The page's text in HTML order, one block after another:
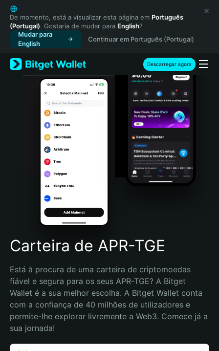
English
日本語
Tiếng Việt
Русский
Español (Latinoamérica)
Türkçe
Italiano
Português (Portugal)
Bahasa Indonesia
Português (Brasil)
Español (Argentina)
De momento, está a visualizar esta página em Português
(Portugal). Gostaria de mudar para English?
Mudar para
English
Continuar em Português (Portugal)
Descarregar agora
Carteira de APR-TGE
Está à procura de uma carteira de criptomoedas
fiável e segura para os seus APR-TGE? A Bitget
Wallet é a sua melhor escolha. A Bitget Wallet conta
com a confiança de 40 milhões de utilizadores e
permite-lhe explorar livremente a Web3. Comece já a
sua jornada!